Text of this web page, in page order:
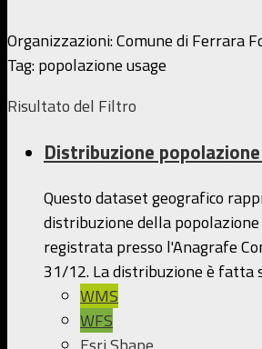
Organizzazioni:Comune di Ferrara
Tag:popolazioneusage
Risultato del Filtro
Distribuzione
Questo dataset geografico
distribuzione della
registrata presso l'Anagrafe
31/12. La distribuzione è fatta
WMS
WFS